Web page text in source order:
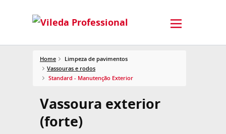
Home
Limpeza de pavimentos
Vassouras e rodos
Standard - Manutenção Exterior
Vassoura exterior
(forte)